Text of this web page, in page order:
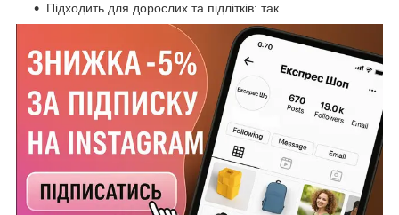
Підходить для дорослих та підлітків: так